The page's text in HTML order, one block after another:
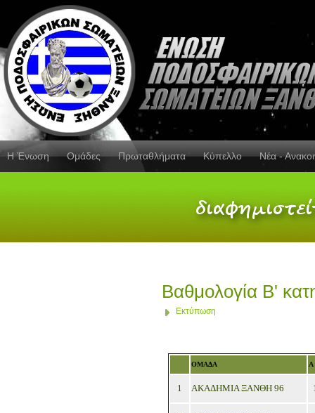
Η Ένωση Ομάδες Πρωταθλήματα Κύπελλο Νέα -
Βαθμολογία Β'
Εκτύπωση
ΟΜΑΔΑ Α
1 ΑΚΑΔΗΜΙΑ ΞΑΝΘΗ 96